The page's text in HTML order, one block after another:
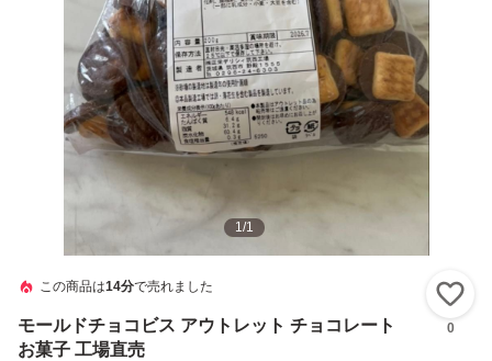
1/1
この商品は14分で売れました
モールドチョコビス アウトレット チョコレート
お菓子 工場直売
0